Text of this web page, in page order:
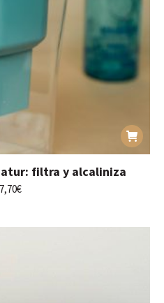
filtra y alcaliniza
€